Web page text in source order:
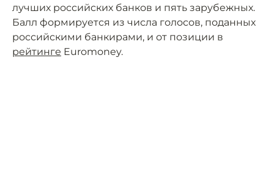
лучших российских банков и пять зарубежных.
Балл формируется из числа голосов, поданных
российскими банкирами, и от позиции в
рейтинге Euromoney.